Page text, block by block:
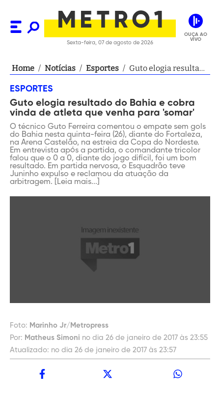
Sexta-feira, 07 de agosto de 2026
OUÇA AO
VIVO
Home / Notícias / Esportes / Guto elogia resultado
venha para 'somar'
ESPORTES
Guto elogia resultado do Bahia e cobra
vinda de atleta que venha para 'somar'
O técnico Guto Ferreira comentou o empate sem gols
do Bahia nesta quinta-feira (26), diante do Fortaleza,
na Arena Castelão, na estreia da Copa do Nordeste.
Em entrevista após a partida, o comandante tricolor
falou que o 0 a 0, diante do jogo difícil, foi um bom
resultado. Em partida nervosa, o Esquadrão teve
Juninho expulso e reclamou da atuação da
arbitragem. [Leia mais...]
Foto: Marinho Jr/Metropress
Por: Matheus Simoni no dia 26 de janeiro de 2017 às 23:55
Atualizado: no dia 26 de janeiro de 2017 às 23:57